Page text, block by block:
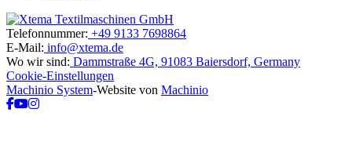
Telefonnummer: +49 9133 7698864
E-Mail: info@xtema.de
Wo wir sind: Dammstraße 4G, 91083 Baiersdorf, Germany
Cookie-Einstellungen
Machinio System-Website von Machinio
facebook
youtube
instagram